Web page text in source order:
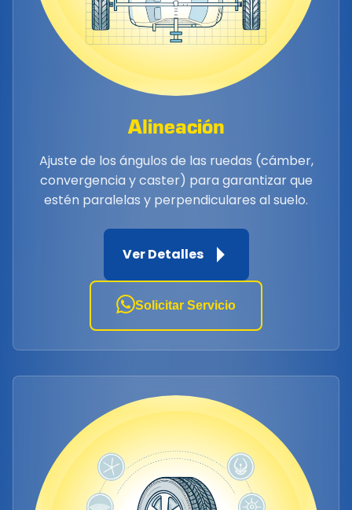
Alineación
Ajuste de los ángulos de las ruedas (cámber,
convergencia y caster) para garantizar que
estén paralelas y perpendiculares al suelo.
Ver Detalles
Solicitar Servicio